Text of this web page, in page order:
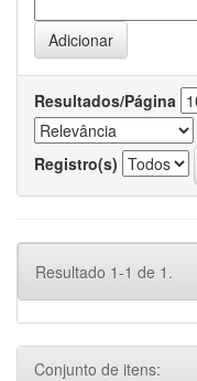
Resultados/Página
Registro(s)
Resultado 1-1 de 1.
Conjunto de itens: